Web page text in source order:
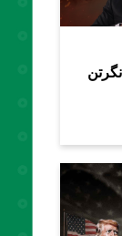
مانگرتن